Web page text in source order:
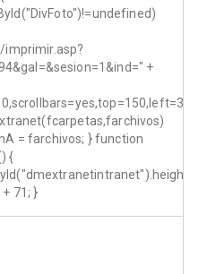
+
= farchivos; } function
{
71; }